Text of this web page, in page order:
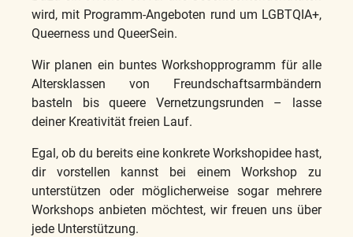
wird, mit Programm-Angeboten rund um LGBTQIA+,
Queerness und QueerSein.
Wir planen ein buntes Workshopprogramm für alle
Altersklassen von Freundschaftsarmbändern
basteln bis queere Vernetzungsrunden – lasse
deiner Kreativität freien Lauf.
Egal, ob du bereits eine konkrete Workshopidee hast,
dir vorstellen kannst bei einem Workshop zu
unterstützen oder möglicherweise sogar mehrere
Workshops anbieten möchtest, wir freuen uns über
jede Unterstützung.